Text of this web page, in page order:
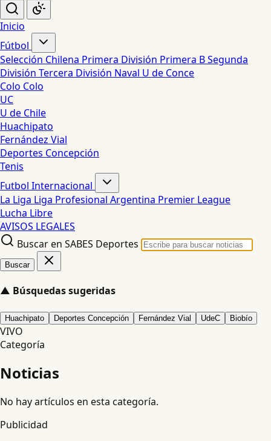
Inicio
Fútbol
Selección Chilena Primera División Primera BSegunda
División Tercera División Naval U de Conce
Colo Colo
UC
U de Chile
Huachipato
Fernández Vial
Deportes Concepción
Tenis
Futbol Internacional
La Liga Liga Profesional Argentina Premier League
Lucha Libre
AVISOS LEGALES
Buscar en SABES Deportes
Buscar
▲ Búsquedas sugeridas
Huachipato Deportes Concepción Fernández Vial UdeC Biobío
VIVO
Categoría
Noticias
No hay artículos en esta categoría.
Publicidad